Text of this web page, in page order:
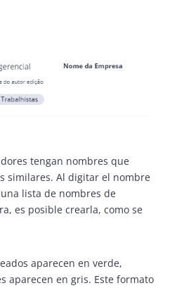
tengan nombres que
similares. Al digitar el nombre
lista de nombres de
es posible crearla, como se
aparecen en verde,
aparecen en gris. Este formato